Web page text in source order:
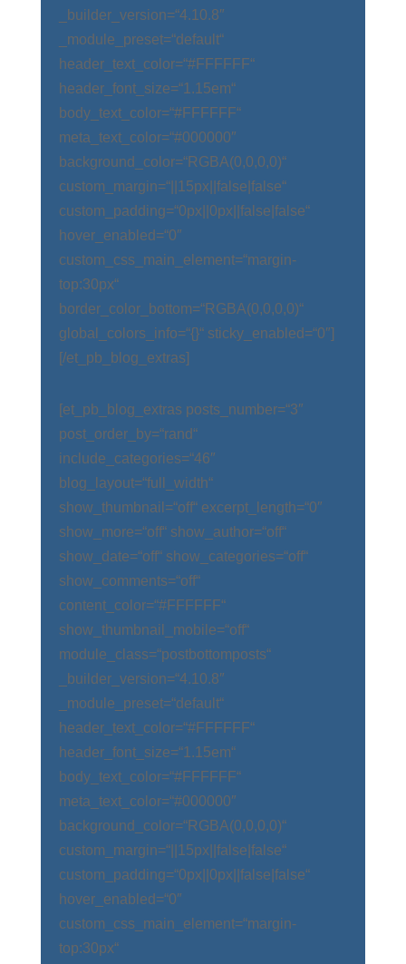
_builder_version=“4.10.8″
_module_preset=“default“
header_text_color=“#FFFFFF“
header_font_size=“1.15em“
body_text_color=“#FFFFFF“
meta_text_color=“#000000″
background_color=“RGBA(0,0,0,0)“
custom_margin=“||15px||false|false“
custom_padding=“0px||0px||false|false“
hover_enabled=“0″
custom_css_main_element=“margin-
top:30px“
border_color_bottom=“RGBA(0,0,0,0)“
global_colors_info=“{}“ sticky_enabled=“0″]
[/et_pb_blog_extras]
[et_pb_blog_extras posts_number=“3″
post_order_by=“rand“
include_categories=“46″
blog_layout=“full_width“
show_thumbnail=“off“ excerpt_length=“0″
show_more=“off“ show_author=“off“
show_date=“off“ show_categories=“off“
show_comments=“off“
content_color=“#FFFFFF“
show_thumbnail_mobile=“off“
module_class=“postbottomposts“
_builder_version=“4.10.8″
_module_preset=“default“
header_text_color=“#FFFFFF“
header_font_size=“1.15em“
body_text_color=“#FFFFFF“
meta_text_color=“#000000″
background_color=“RGBA(0,0,0,0)“
custom_margin=“||15px||false|false“
custom_padding=“0px||0px||false|false“
hover_enabled=“0″
custom_css_main_element=“margin-
top:30px“